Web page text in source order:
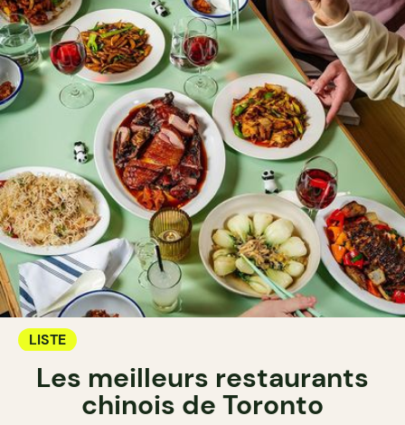
LISTE
Les meilleurs restaurants
chinois de Toronto